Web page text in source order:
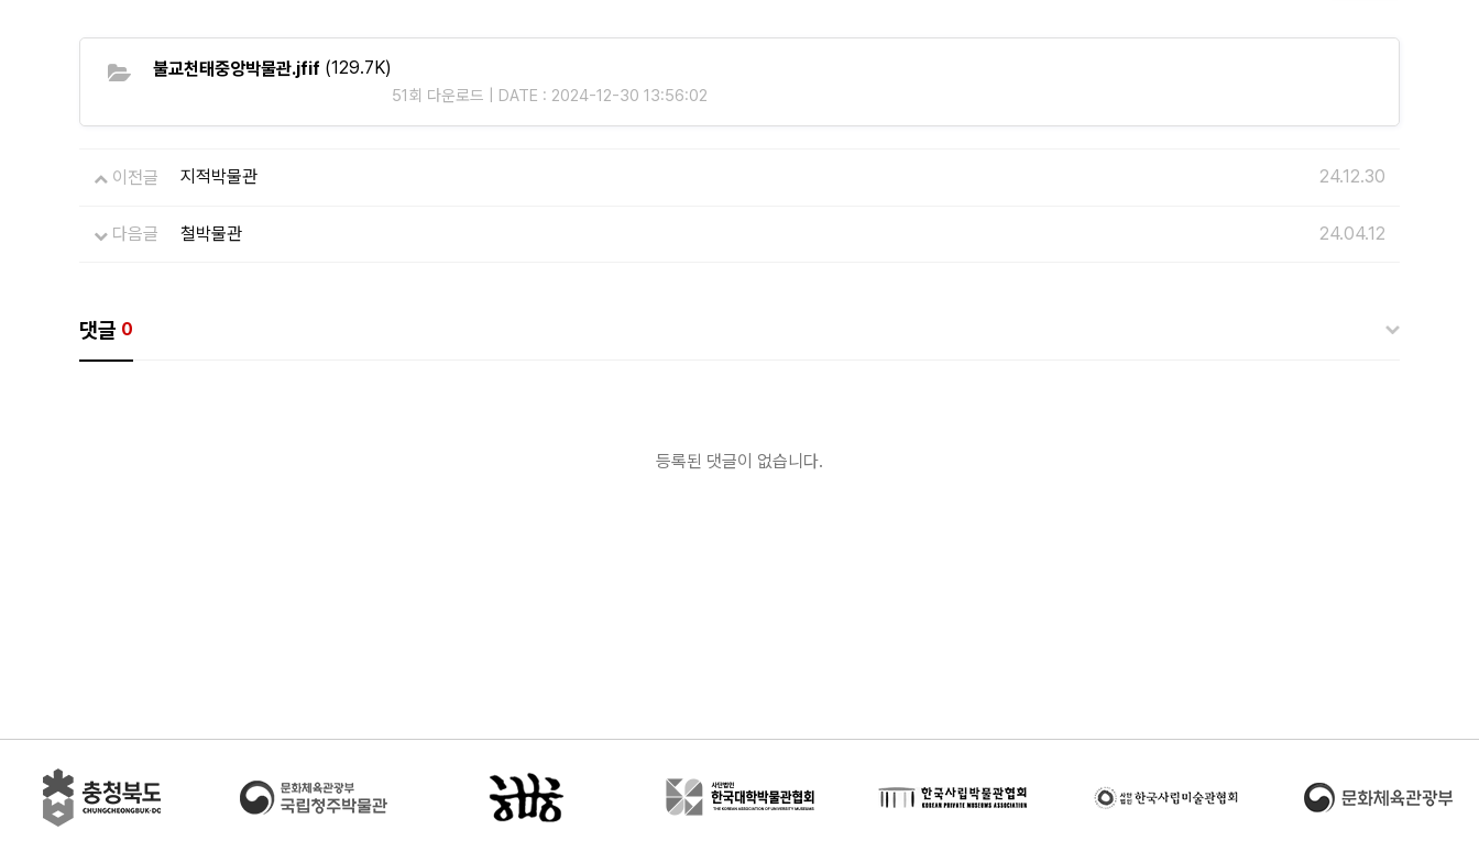
불교천태중앙박물관.jfif (129.7K)
51회 다운로드 | DATE : 2024-12-30 13:56:02
이전글 지적박물관 24.12.30
다음글 철박물관 24.04.12
댓글 0
등록된 댓글이 없습니다.